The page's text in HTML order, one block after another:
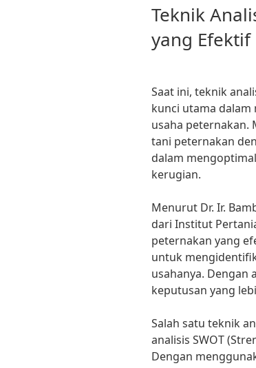
Teknik
yang Efektif
Saat ini, teknik
kunci utama
usaha peternakan.
tani peternakan
dalam
kerugian.
Menurut Dr. Ir.
dari Institut
peternakan yang
untuk
usahanya. Dengan
keputusan yang
Salah satu teknik
analisis SWOT
Dengan